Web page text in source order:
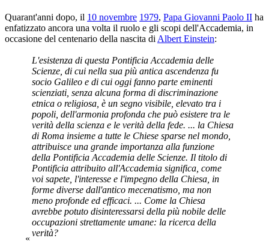
Quarant'anni dopo, il 10 novembre 1979, Papa Giovanni Paolo II ha
enfatizzato ancora una volta il ruolo e gli scopi dell'Accademia, in
occasione del centenario della nascita di Albert Einstein:
«
L'esistenza di questa Pontificia Accademia delle
Scienze, di cui nella sua più antica ascendenza fu
socio Galileo e di cui oggi fanno parte eminenti
scienziati, senza alcuna forma di discriminazione
etnica o religiosa, è un segno visibile, elevato tra i
popoli, dell'armonia profonda che può esistere tra le
verità della scienza e le verità della fede. ... la Chiesa
di Roma insieme a tutte le Chiese sparse nel mondo,
attribuisce una grande importanza alla funzione
della Pontificia Accademia delle Scienze. Il titolo di
Pontificia attribuito all'Accademia significa, come
voi sapete, l'interesse e l'impegno della Chiesa, in
forme diverse dall'antico mecenatismo, ma non
meno profonde ed efficaci. ... Come la Chiesa
avrebbe potuto disinteressarsi della più nobile delle
occupazioni strettamente umane: la ricerca della
verità?